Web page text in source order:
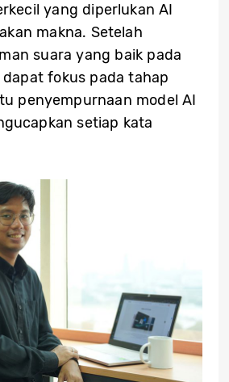
yang diperlukan AI
makna. Setelah
suara yang baik pada
dapat fokus pada tahap
penyempurnaan model AI
setiap kata